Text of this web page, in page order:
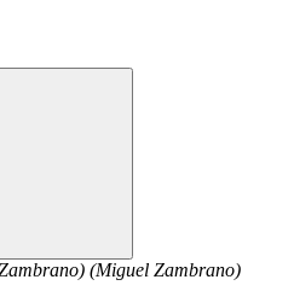
(Miguel Zambrano)